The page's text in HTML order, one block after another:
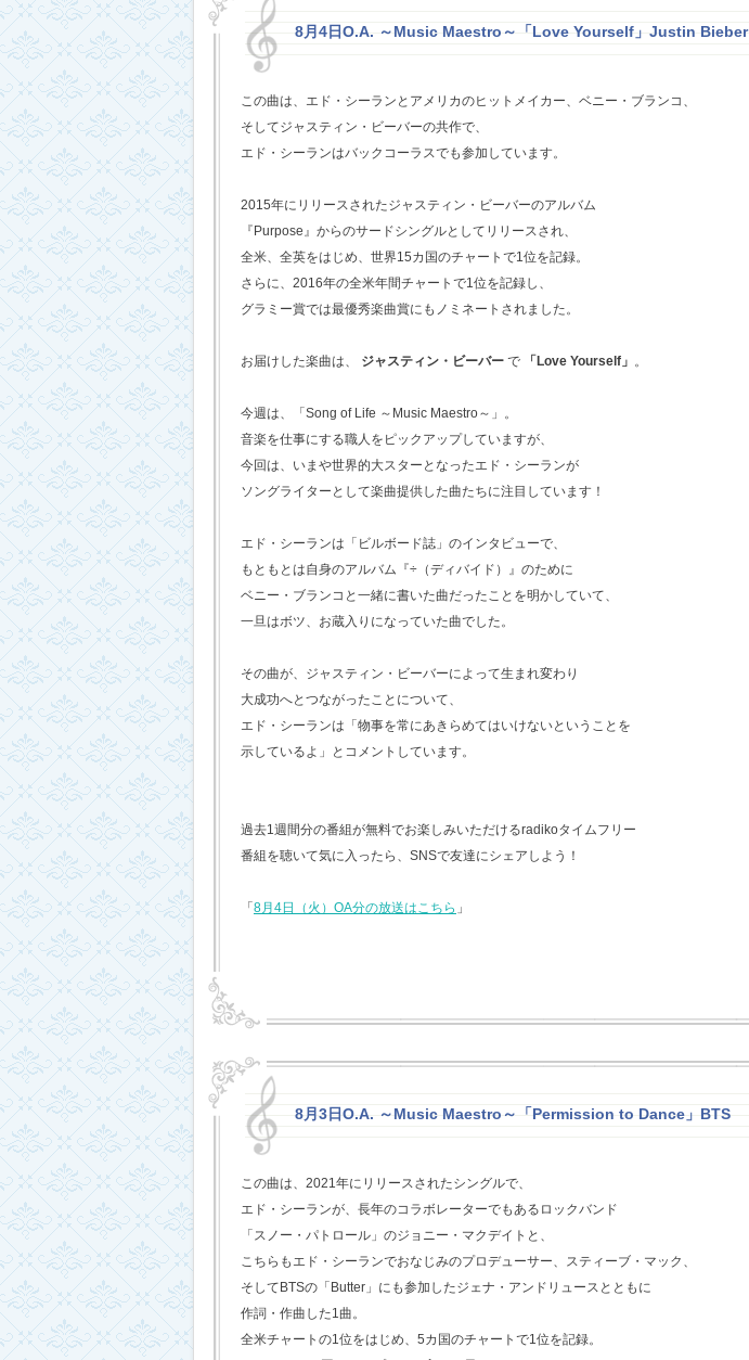
8月4日O.A. ～Music Maestro～「Love Yourself」Justin Bieber
この曲は、エド・シーランとアメリカのヒットメイカー、ベニー・ブランコ、
そしてジャスティン・ビーバーの共作で、
エド・シーランはバックコーラスでも参加しています。
2015年にリリースされたジャスティン・ビーバーのアルバム
『Purpose』からのサードシングルとしてリリースされ、
全米、全英をはじめ、世界15カ国のチャートで1位を記録。
さらに、2016年の全米年間チャートで1位を記録し、
グラミー賞では最優秀楽曲賞にもノミネートされました。
お届けした楽曲は、 ジャスティン・ビーバー で 「Love Yourself」 。
今週は、「Song of Life ～Music Maestro～」。
音楽を仕事にする職人をピックアップしていますが、
今回は、いまや世界的大スターとなったエド・シーランが
ソングライターとして楽曲提供した曲たちに注目しています！
エド・シーランは「ビルボード誌」のインタビューで、
もともとは自身のアルバム『÷（ディバイド）』のために
ベニー・ブランコと一緒に書いた曲だったことを明かしていて、
一旦はボツ、お蔵入りになっていた曲でした。
その曲が、ジャスティン・ビーバーによって生まれ変わり
大成功へとつながったことについて、
エド・シーランは「物事を常にあきらめてはいけないということを
示しているよ」とコメントしています。
過去1週間分の番組が無料でお楽しみいただけるradikoタイムフリー
番組を聴いて気に入ったら、SNSで友達にシェアしよう！
「 8月4日（火）OA分の放送はこちら 」
8月3日O.A. ～Music Maestro～「Permission to Dance」BTS
この曲は、2021年にリリースされたシングルで、
エド・シーランが、長年のコラボレーターでもあるロックバンド
「スノー・パトロール」のジョニー・マクデイトと、
こちらもエド・シーランでおなじみのプロデューサー、スティーブ・マック、
そしてBTSの「Butter」にも参加したジェナ・アンドリュースとともに
作詞・作曲した1曲。
全米チャートの1位をはじめ、5カ国のチャートで1位を記録。